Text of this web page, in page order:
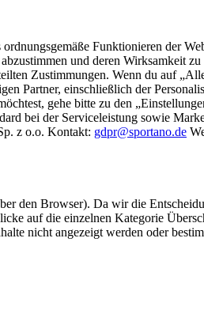
Funktionieren der
und deren Wirksamkeit
Zustimmungen. Wenn du auf
Partner, einschließlich der
gehe bitte zu den
bei der Serviceleistung sowie
z o.o. Kontakt: gdpr@sportano.de
den Browser). Da wir die
auf die einzelnen Kategorie
nicht angezeigt werden oder